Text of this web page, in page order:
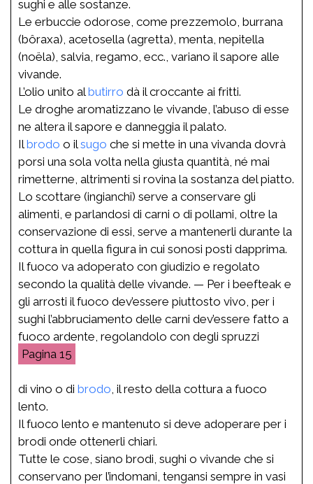
sughi e alle sostanze.
Le erbuccie odorose, come prezzemolo, burrana
(bôraxa), acetosella (agretta), menta, nepitella
(noëla), salvia, regamo, ecc., variano il sapore alle
vivande.
L’olio unito albutirro dà il croccante ai fritti.
Le droghe aromatizzano le vivande, l’abuso di esse
ne altera il sapore e danneggia il palato.
Ilbrodo o ilsugo che si mette in una vivanda dovrà
porsi una sola volta nella giusta quantità, né mai
rimetterne, altrimenti si rovina la sostanza del piatto.
Lo scottare (ingianchî) serve a conservare gli
alimenti, e parlandosi di carni o di pollami, oltre la
conservazione di essi, serve a mantenerli durante la
cottura in quella figura in cui sonosi posti dapprima.
Il fuoco va adoperato con giudizio e regolato
secondo la qualità delle vivande. — Per i beefteak e
gli arrosti il fuoco dev’essere piuttosto vivo, per i
sughi l’abbruciamento delle carni dev’essere fatto a
fuoco ardente, regolandolo con degli spruzzi
15
di vino o di brodo , il resto della cottura a fuoco
lento.
Il fuoco lento e mantenuto si deve adoperare per i
brodi onde ottenerli chiari.
Tutte le cose, siano brodi, sughi o vivande che si
conservano per l’indomani, tengansi sempre in vasi